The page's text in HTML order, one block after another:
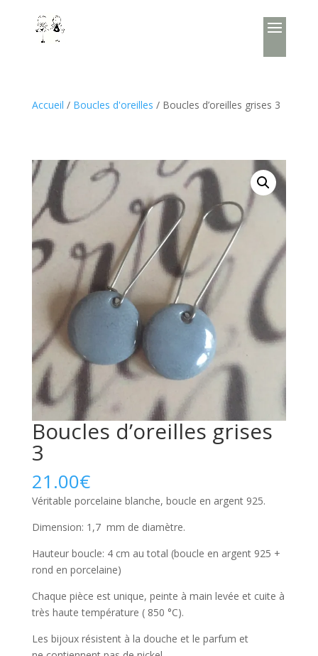
Accueil / Boucles d'oreilles / Boucles d’oreilles grises 3
Boucles d’oreilles grises
3
21.00€
Véritable porcelaine blanche, boucle en argent 925.
Dimension: 1,7 mm de diamètre.
Hauteur boucle: 4 cm au total (boucle en argent 925 +
rond en porcelaine)
Chaque pièce est unique, peinte à main levée et cuite à
très haute température ( 850 °C).
Les bijoux résistent à la douche et le parfum et